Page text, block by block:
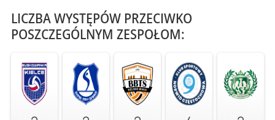
LICZBA WYSTĘPÓW PRZECIWKO
POSZCZEGÓLNYM ZESPOŁOM: